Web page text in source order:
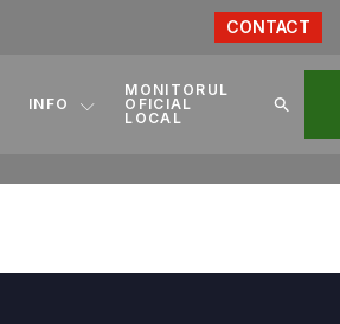
CONTACT
INFO
MONITORUL
OFICIAL
LOCAL